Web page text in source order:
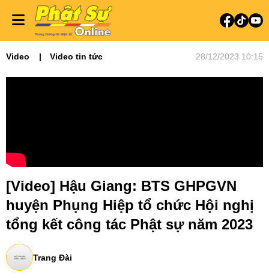
Video Video tin tức 28/12/2023 10:15
[Video] Hậu Giang: BTS GHPGVN
huyện Phụng Hiệp tổ chức Hội nghị
tổng kết công tác Phật sự năm 2023
Trang Đài